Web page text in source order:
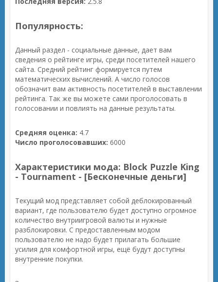
Популярность:
Данный раздел - социальные данные, дает вам
сведения о рейтинге игры, среди посетителей нашего
сайта. Средний рейтинг формируется путем
математических вычислений. А число голосов
обозначит вам активность посетителей в выставлении
рейтинга. Так же вы можете сами проголосовать в
голосовании и повлиять на данные результаты.
Средняя оценка: 4.7
Число проголосовавших: 6000
Характеристики мода: Block Puzzle King
- Tournament - [Бесконечные деньги]
Текущий мод представляет собой деблокированный
вариант, где пользователю будет доступно огромное
количество внутриигровой валюты и нужные
разблокировки. С предоставленным модом
пользователю не надо будет прилагать большие
усилия для комфортной игры, ещё будут доступны
внутренние покупки.